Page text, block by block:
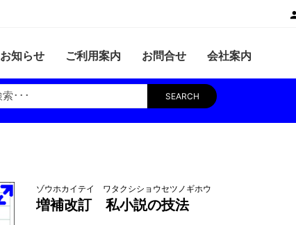
お知らせ ご利用案内 お問合せ 会社案内
SEARCH
ゾウホカイテイ ワタクシショウセツノギホウ
増補改訂 私小説の技法